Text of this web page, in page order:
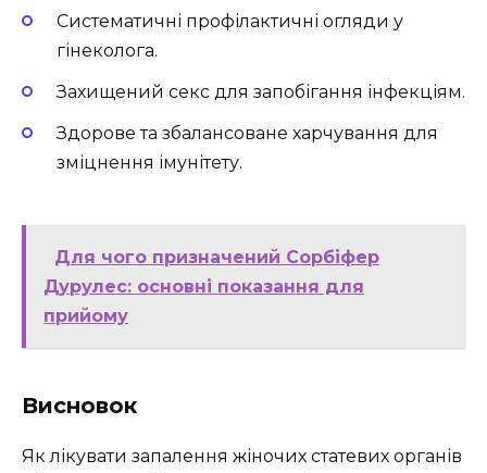
Систематичні профілактичні огляди у
гінеколога.
Захищений секс для запобігання інфекціям.
Здорове та збалансоване харчування для
зміцнення імунітету.
Для чого призначений Сорбіфер
Дурулес: основні показання для
прийому
Висновок
Як лікувати запалення жіночих статевих органів